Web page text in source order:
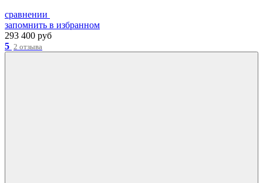
сравнении
запомнить в избранном
293 400 руб
5 2 отзыва